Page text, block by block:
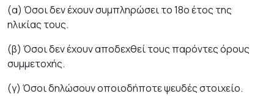
(α) Όσοι δεν έχουν συμπληρώσει το 18ο έτος της
ηλικίας τους.
(β) Όσοι δεν έχουν αποδεχθεί τους παρόντες όρους
συμμετοχής.
(γ) Όσοι δηλώσουν οποιοδήποτε ψευδές στοιχείο.